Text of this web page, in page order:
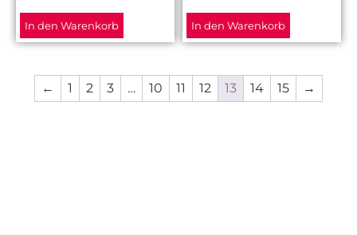
In den Warenkorb In den Warenkorb
← 1 2 3 … 10 11 12 13 14 15 →